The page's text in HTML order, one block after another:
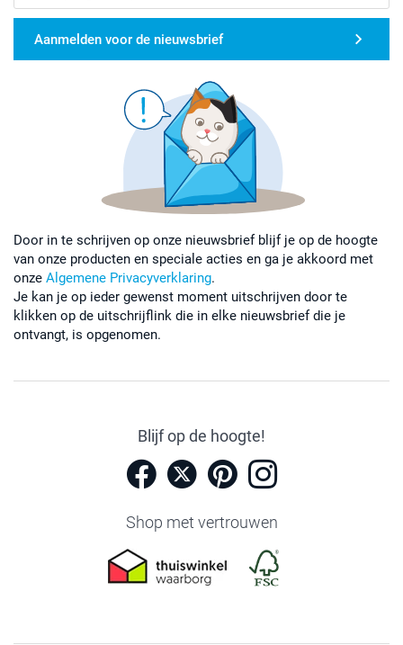
Aanmelden voor de nieuwsbrief
Door in te schrijven op onze nieuwsbrief blijf je op de hoogte
van onze producten en speciale acties en ga je akkoord met
onze Algemene Privacyverklaring.
Je kan je op ieder gewenst moment uitschrijven door te
klikken op de uitschrijflink die in elke nieuwsbrief die je
ontvangt, is opgenomen.
Blijf op de hoogte!
Shop met vertrouwen